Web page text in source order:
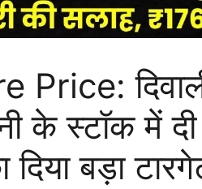
Price:
के स्टॉक में दी
बड़ा